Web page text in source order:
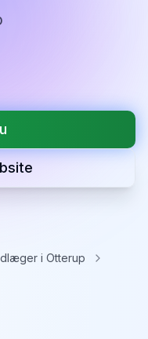
i Otterup